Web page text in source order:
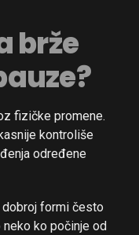
brže
fizičke promene.
kontroliše
određene
dobroj formi često
ko počinje od